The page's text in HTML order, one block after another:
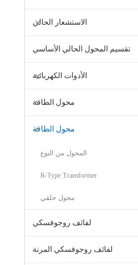
الاستشعار الحالي
تقسيم المحول الحالي الأساسي
الأدوات الكهربائية
محول الطاقة
محول الطاقة
المحول من النوع
R-Type Transformer
محول حلقي
لفائف روجوفسكي
لفائف روجوفسكي المرنة